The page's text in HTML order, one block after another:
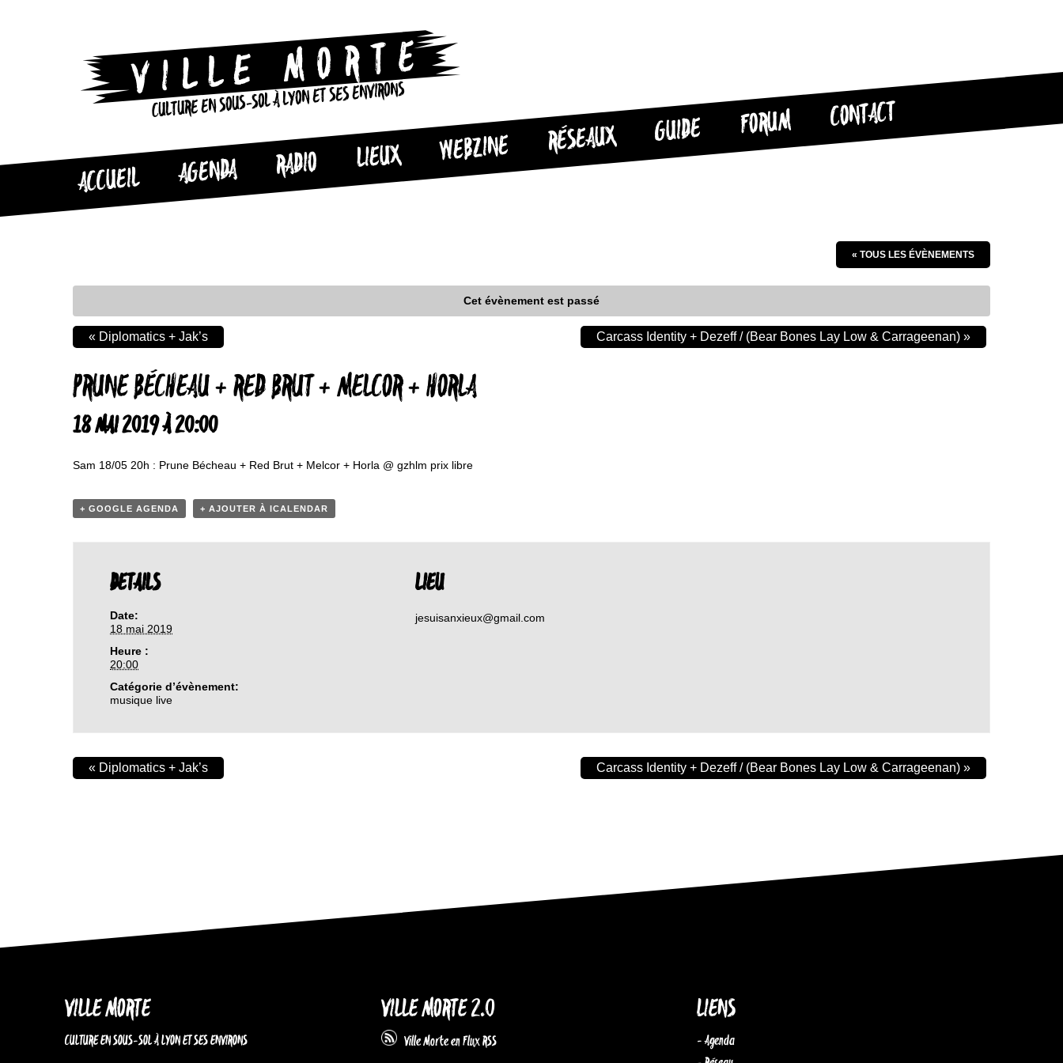
CULTURE EN SOUS-SOL À LYON ET SES ENVIRONS
ACCUEIL AGENDA RADIO LIEUX WEBZINE RÉSEAUX GUIDE FORUM CONTACT
« TOUS LES ÉVÈNEMENTS
Cet évènement est passé
PRUNE BÉCHEAU + RED BRUT + MELCOR + HORLA
18 MAI 2019 À 20:00
« Diplomatics + Jak’s Carcass Identity + Dezeff / (Bear Bones Lay Low & Carrageenan) »
Sam 18/05 20h : Prune Bécheau + Red Brut + Melcor + Horla @ gzhlm prix libre
+ GOOGLE AGENDA + AJOUTER À ICALENDAR
DETAILS
Date:
18 mai 2019
Heure :
20:00
Catégorie d’évènement:
musique live
LIEU
jesuisanxieux@gmail.com
« Diplomatics + Jak’s Carcass Identity + Dezeff / (Bear Bones Lay Low & Carrageenan) »
VILLE MORTE
CULTURE EN SOUS-SOL À LYON ET SES ENVIRONS
VILLE MORTE 2.0
Ville Morte en Flux RSS
LIENS
- Agenda